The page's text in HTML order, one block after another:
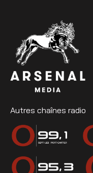
Autres chaînes radio